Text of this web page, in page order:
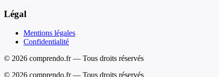
Légal
Mentions légales
Confidentialité
© 2026 comprendo.fr — Tous droits réservés
© 2026 comprendo.fr — Tous droits réservés